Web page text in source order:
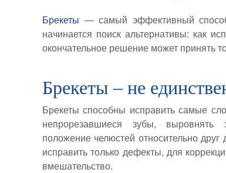
Брекеты — самый эффективный
начинается поиск альтернативы: как
окончательное решение может принять
Брекеты – не
Брекеты способны исправить самые
непрорезавшиеся зубы,
положение челюстей относительно
исправить только дефекты, для
вмешательство.